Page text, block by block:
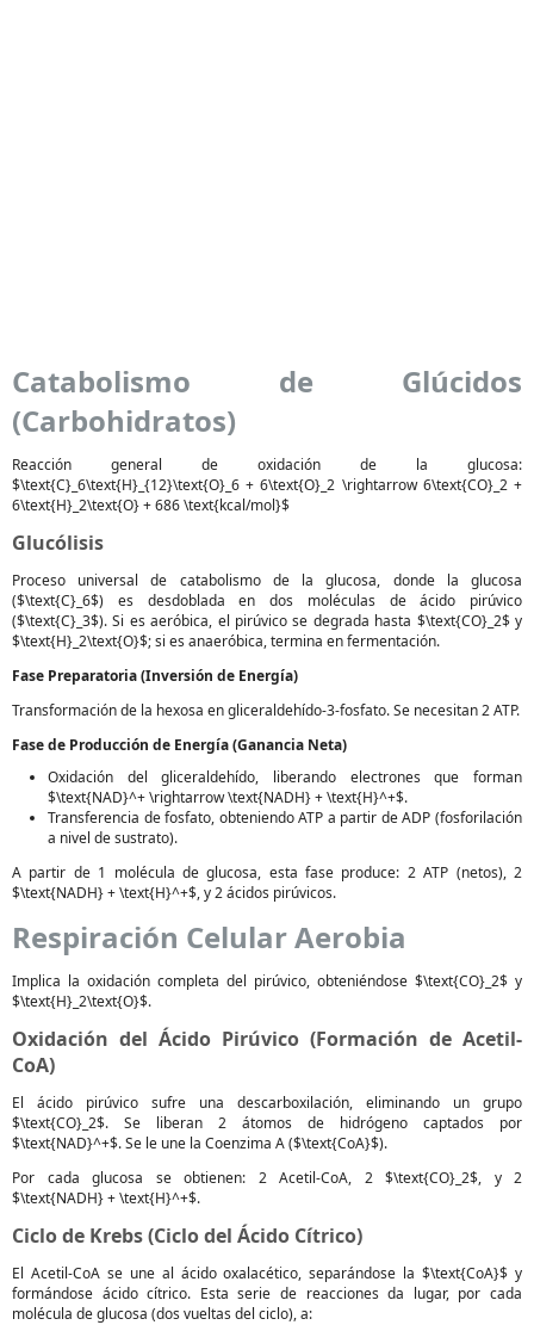
Catabolismo de Glúcidos
(Carbohidratos)
Reacción general de oxidación de la glucosa:
$\text{C}_6\text{H}_{12}\text{O}_6 + 6\text{O}_2 \rightarrow 6\text{CO}_2 +
6\text{H}_2\text{O} + 686 \text{kcal/mol}$
Glucólisis
Proceso universal de catabolismo de la glucosa, donde la glucosa
($\text{C}_6$) es desdoblada en dos moléculas de ácido pirúvico
($\text{C}_3$). Si es aeróbica, el pirúvico se degrada hasta $\text{CO}_2$ y
$\text{H}_2\text{O}$; si es anaeróbica, termina en fermentación.
Fase Preparatoria (Inversión de Energía)
Transformación de la hexosa en gliceraldehído-3-fosfato. Se necesitan 2 ATP.
Fase de Producción de Energía (Ganancia Neta)
Oxidación del gliceraldehído, liberando electrones que forman
$\text{NAD}^+ \rightarrow \text{NADH} + \text{H}^+$.
Transferencia de fosfato, obteniendo ATP a partir de ADP (fosforilación
a nivel de sustrato).
A partir de 1 molécula de glucosa, esta fase produce: 2 ATP (netos), 2
$\text{NADH} + \text{H}^+$, y 2 ácidos pirúvicos.
Respiración Celular Aerobia
Implica la oxidación completa del pirúvico, obteniéndose $\text{CO}_2$ y
$\text{H}_2\text{O}$.
Oxidación del Ácido Pirúvico (Formación de Acetil-
CoA)
El ácido pirúvico sufre una descarboxilación, eliminando un grupo
$\text{CO}_2$. Se liberan 2 átomos de hidrógeno captados por
$\text{NAD}^+$. Se le une la Coenzima A ($\text{CoA}$).
Por cada glucosa se obtienen: 2 Acetil-CoA, 2 $\text{CO}_2$, y 2
$\text{NADH} + \text{H}^+$.
Ciclo de Krebs (Ciclo del Ácido Cítrico)
El Acetil-CoA se une al ácido oxalacético, separándose la $\text{CoA}$ y
formándose ácido cítrico. Esta serie de reacciones da lugar, por cada
molécula de glucosa (dos vueltas del ciclo), a: